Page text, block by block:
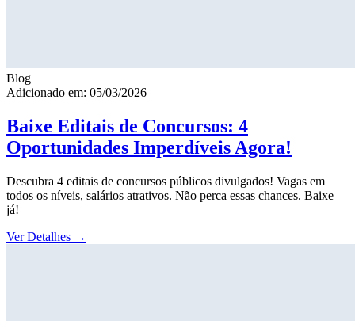
Blog
Adicionado em: 05/03/2026
Baixe Editais de Concursos: 4
Oportunidades Imperdíveis Agora!
Descubra 4 editais de concursos públicos divulgados! Vagas em
todos os níveis, salários atrativos. Não perca essas chances. Baixe
já!
Ver Detalhes →